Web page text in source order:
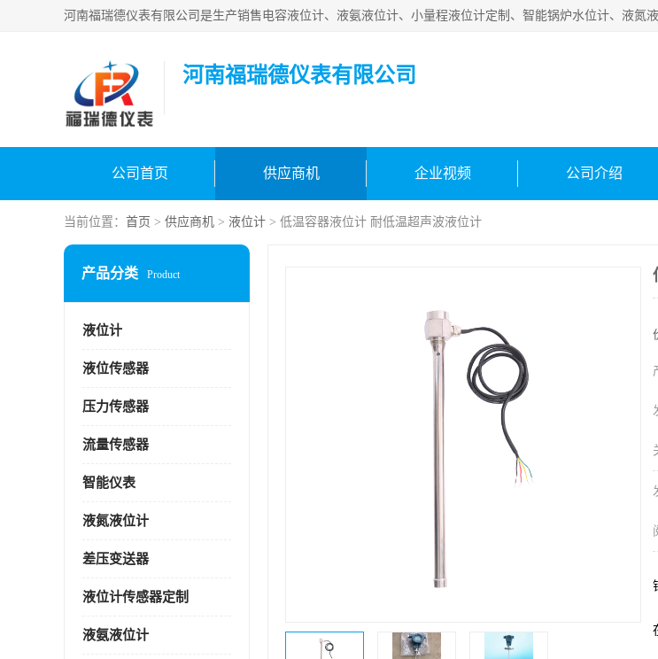
河南福瑞德仪表有限公司
公司首页 供应商机 企业视频 公司介绍
当前位置： 首页 > 供应商机 > 液位计 > 低温容器液位计 耐低温超声波液位计
产品分类 Product
液位计
液位传感器
压力传感器
流量传感器
智能仪表
液氮液位计
差压变送器
液位计传感器定制
液氨液位计